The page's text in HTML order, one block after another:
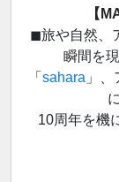
【
◼︎旅や自然、
瞬間を
「 sahara 」
10周年を機